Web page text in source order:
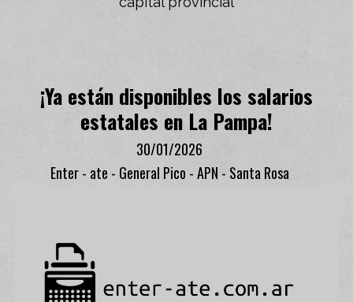
¡Ya están disponibles los salarios
estatales en La Pampa!
Enter - ate - General Pico - APN - Santa Rosa
30/01/2026